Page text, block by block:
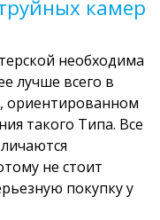
камер
необходима
лучше всего в
ориентированном
такого Типа. Все
не стоит
покупку у